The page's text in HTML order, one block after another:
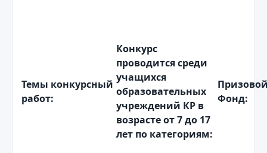
Темы конкурсный
работ:
Конкурс
проводится среди
учащихся
образовательных
учреждений КР в
возрасте от 7 до 17
лет по категориям:
Фонд: